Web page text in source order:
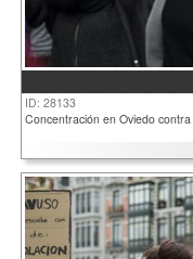
ID: 28133
Concentración en Oviedo